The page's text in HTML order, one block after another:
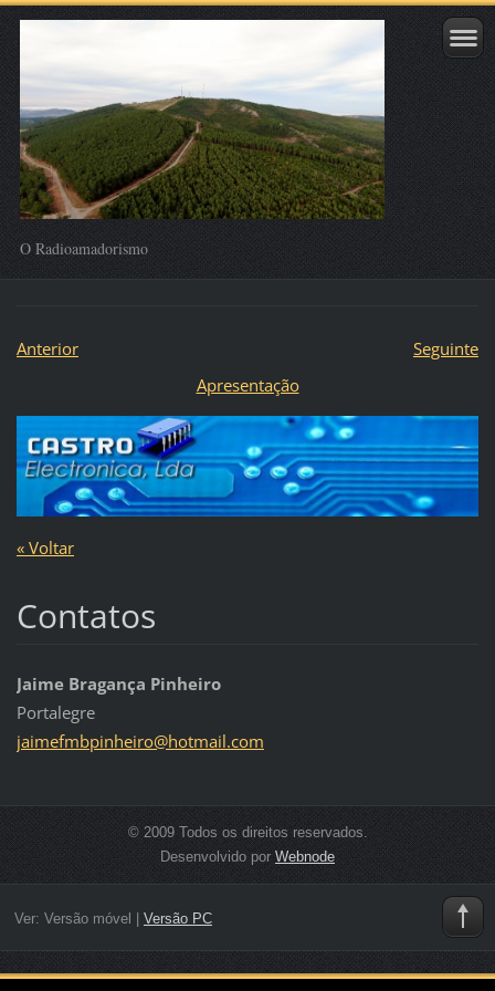
O Radioamadorismo
Anterior
Seguinte
Apresentação
« Voltar
Contatos
Jaime Bragança Pinheiro
Portalegre
jaimefmbpinheiro@hotmail.com
© 2009 Todos os direitos reservados.
Desenvolvido por Webnode
Ver: Versão móvel | Versão PC